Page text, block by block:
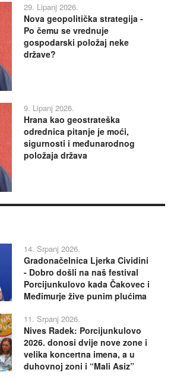
29. Lipanj 2026.
Nova geopolitička strategija -
Po čemu se vrednuje
gospodarski položaj neke
države?
9. Lipanj 2026.
Hrana kao geostrateška
odrednica pitanje je moći,
sigurnosti i međunarodnog
položaja država
14. Srpanj 2026.
Gradonačelnica Ljerka Cividini
- Dobro došli na naš festival
Porcijunkulovo kada Čakovec i
Međimurje žive punim plućima
11. Srpanj 2026.
Nives Radek: Porcijunkulovo
2026. donosi dvije nove zone i
velika koncertna imena, a u
duhovnoj zoni i “Mali Asiz”